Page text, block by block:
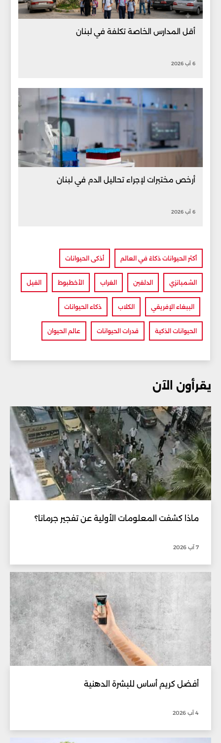
أقل المدارس الخاصة تكلفة في لبنان
6 آب 2026
أرخص مختبرات لإجراء تحاليل الدم في لبنان
6 آب 2026
أكثر الحيوانات ذكاءً في العالم أذكى الحيوانات
الشمبانزي الدلفين الغراب الأخطبوط الفيل
الببغاء الإفريقي الكلاب ذكاء الحيوانات
الحيوانات الذكية قدرات الحيوانات عالم الحيوان
يقرأون الآن
ماذا كشفت المعلومات الأولية عن تفجير جرمانا؟
7 آب 2026
أفضل كريم أساس للبشرة الدهنية
4 آب 2026